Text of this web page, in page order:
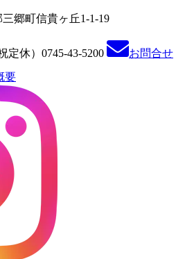
郷町信貴ヶ丘1-1-19
定休） 0745-43-5200
お問合せ
要